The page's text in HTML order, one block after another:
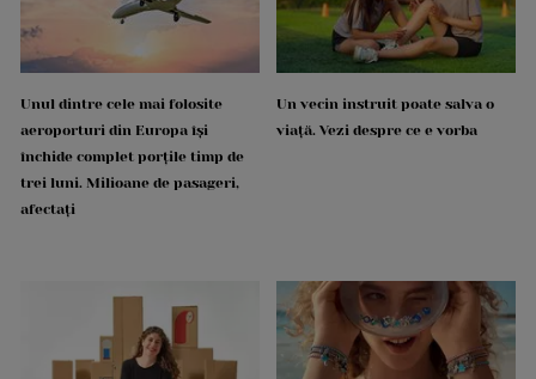
Unul dintre cele mai folosite
aeroporturi din Europa își
închide complet porțile timp de
trei luni. Milioane de pasageri,
afectați
Un vecin instruit poate salva o
viață. Vezi despre ce e vorba